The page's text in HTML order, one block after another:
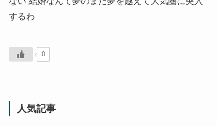
するわ
0
人気記事